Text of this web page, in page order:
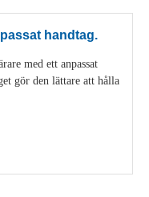
handtag.
med ett anpassat
gör den lättare att hålla